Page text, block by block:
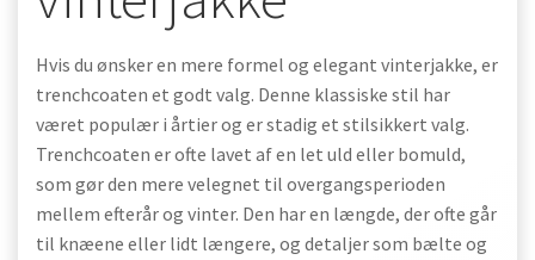
Hvis du ønsker en mere formel og elegant vinterjakke, er
trenchcoaten et godt valg. Denne klassiske stil har
været populær i årtier og er stadig et stilsikkert valg.
Trenchcoaten er ofte lavet af en let uld eller bomuld,
som gør den mere velegnet til overgangsperioden
mellem efterår og vinter. Den har en længde, der ofte går
til knæene eller lidt længere, og detaljer som bælte og